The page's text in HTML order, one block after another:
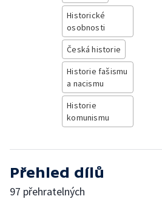
Historické
osobnosti
Česká historie
Historie fašismu
a nacismu
Historie
komunismu
Přehled dílů
97 přehratelných